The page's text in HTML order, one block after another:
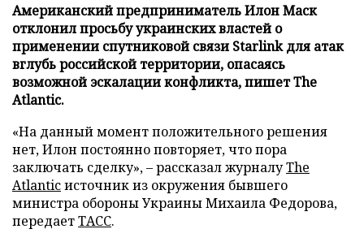
Американский предприниматель Илон Маск
отклонил просьбу украинских властей о
применении спутниковой связи Starlink для атак
вглубь российской территории, опасаясь
возможной эскалации конфликта, пишет The
Atlantic.
«На данный момент положительного решения
нет, Илон постоянно повторяет, что пора
заключать сделку», – рассказал журналуThe
Atlanticисточник из окружения бывшего
министра обороны Украины Михаила Федорова,
передаетТАСС.